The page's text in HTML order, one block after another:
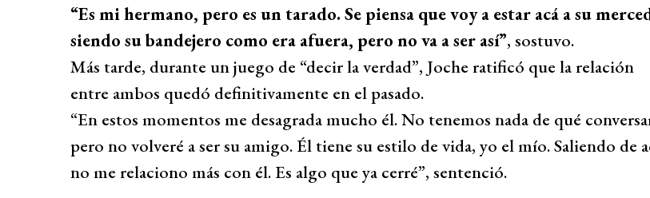
“Es mi hermano, pero es un tarado. Se piensa que voy a estar acá a su
siendo su bandejero como era afuera, pero no va a ser así”, sostuvo.
Más tarde, durante un juego de “decir la verdad”, Joche ratificó que la relación
entre ambos quedó definitivamente en el pasado.
“En estos momentos me desagrada mucho él. No tenemos nada de qué
pero no volveré a ser su amigo. Él tiene su estilo de vida, yo el mío. Saliendo de
no me relaciono más con él. Es algo que ya cerré”, sentenció.